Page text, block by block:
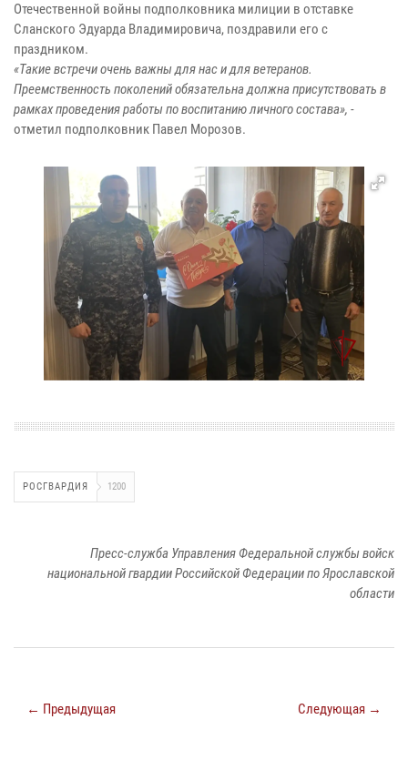
Отечественной войны подполковника милиции в отставке
Сланского Эдуарда Владимировича, поздравили его с
праздником.
«Такие встречи очень важны для нас и для ветеранов.
Преемственность поколений обязательна должна присутствовать в
рамках проведения работы по воспитанию личного состава», -
отметил подполковник Павел Морозов.
РОСГВАРДИЯ 1200
Пресс-служба Управления Федеральной службы войск
национальной гвардии Российской Федерации по Ярославской
области
← Предыдущая Следующая →